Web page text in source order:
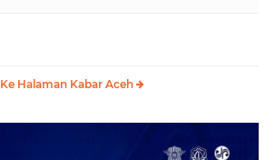
Ke Halaman Kabar Aceh